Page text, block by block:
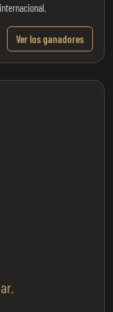
Ver los ganadores